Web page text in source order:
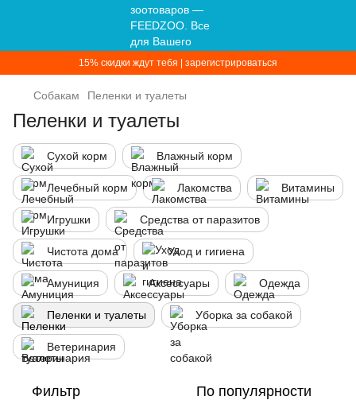
15% скидки ждут тебя | зарегистрироваться
Собакам Пеленки и туалеты
Пеленки и туалеты
Сухой корм Влажный корм
Лечебный корм Лакомства Витамины
Игрушки Средства от паразитов
Чистота дома Уход и гигиена
Амуниция Аксессуары Одежда
Пеленки и туалеты Уборка за собакой
Ветеринария
Фильтр По популярности